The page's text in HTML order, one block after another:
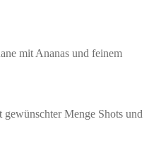
mit Ananas und feinem
gewünschter Menge Shots und